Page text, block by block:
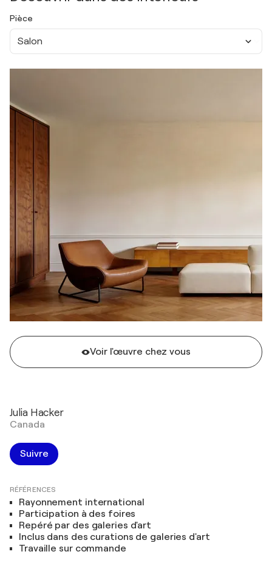
Pièce
Salon
Voir l'œuvre chez vous
Julia Hacker
Canada
Suivre
RÉFÉRENCES
Rayonnement international
Participation à des foires
Repéré par des galeries d'art
Inclus dans des curations de galeries d'art
Travaille sur commande